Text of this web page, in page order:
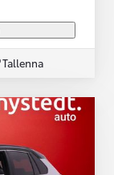
Tallenna